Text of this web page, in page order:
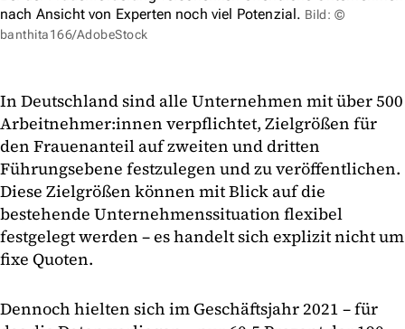
nach Ansicht von Experten noch viel Potenzial. Bild: ©
banthita166/AdobeStock
In Deutschland sind alle Unternehmen mit über 500
Arbeitnehmer:innen verpflichtet, Zielgrößen für
den Frauenanteil auf zweiten und dritten
Führungsebene festzulegen und zu veröffentlichen.
Diese Zielgrößen können mit Blick auf die
bestehende Unternehmenssituation flexibel
festgelegt werden – es handelt sich explizit nicht um
fixe Quoten.
Dennoch hielten sich im Geschäftsjahr 2021 – für